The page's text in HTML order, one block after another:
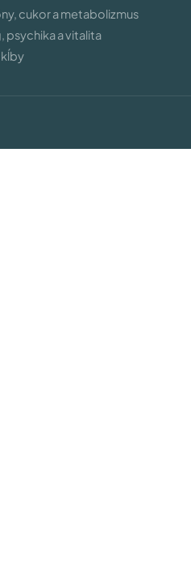
cukor a metabolizmus
psychika a vitalita
kĺby